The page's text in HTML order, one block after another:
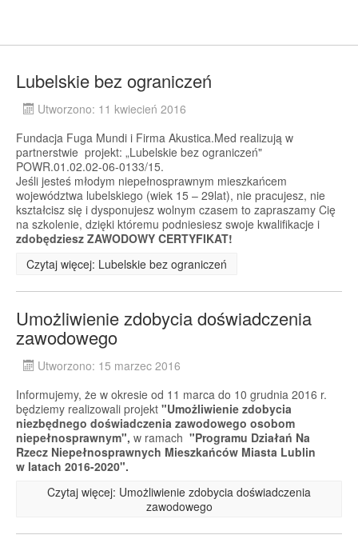
Lubelskie bez ograniczeń
Utworzono: 11 kwiecień 2016
Fundacja Fuga Mundi i Firma Akustica.Med realizują w
partnerstwie projekt: „Lubelskie bez ograniczeń"
POWR.01.02.02-06-0133/15.
Jeśli jesteś młodym niepełnosprawnym mieszkańcem
województwa lubelskiego (wiek 15 – 29lat), nie pracujesz, nie
kształcisz się i dysponujesz wolnym czasem to zapraszamy Cię
na szkolenie, dzięki któremu podniesiesz swoje kwalifikacje i
zdobędziesz ZAWODOWY CERTYFIKAT!
Czytaj więcej: Lubelskie bez ograniczeń
Umożliwienie zdobycia doświadczenia
zawodowego
Utworzono: 15 marzec 2016
Informujemy, że w okresie od 11 marca do 10 grudnia 2016 r.
będziemy realizowali projekt "Umożliwienie zdobycia
niezbędnego doświadczenia zawodowego osobom
niepełnosprawnym", w ramach "Programu Działań Na
Rzecz Niepełnosprawnych Mieszkańców Miasta Lublin
w latach 2016-2020".
Czytaj więcej: Umożliwienie zdobycia doświadczenia
zawodowego